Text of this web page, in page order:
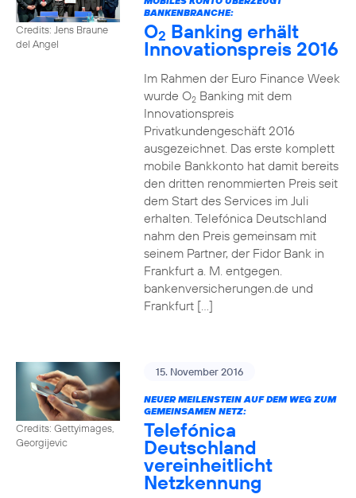
Credits: Jens Braune
del Angel
BANKENBRANCHE:
O2 Banking erhält
Innovationspreis 2016
Im Rahmen der Euro Finance Week
wurde O2Banking mit dem
Innovationspreis
Privatkundengeschäft 2016
ausgezeichnet. Das erste komplett
mobile Bankkonto hat damit bereits
den dritten renommierten Preis seit
dem Start des Services im Juli
erhalten. Telefónica Deutschland
nahm den Preis gemeinsam mit
seinem Partner, der Fidor Bank in
Frankfurt a. M. entgegen.
bankenversicherungen.de und
Frankfurt […]
Credits: Gettyimages,
Georgijevic
15. November 2016
NEUER MEILENSTEIN AUF DEM WEG ZUM
GEMEINSAMEN NETZ:
Telefónica
Deutschland
vereinheitlicht
Netzkennung